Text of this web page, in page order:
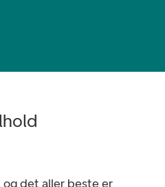
og det aller beste er